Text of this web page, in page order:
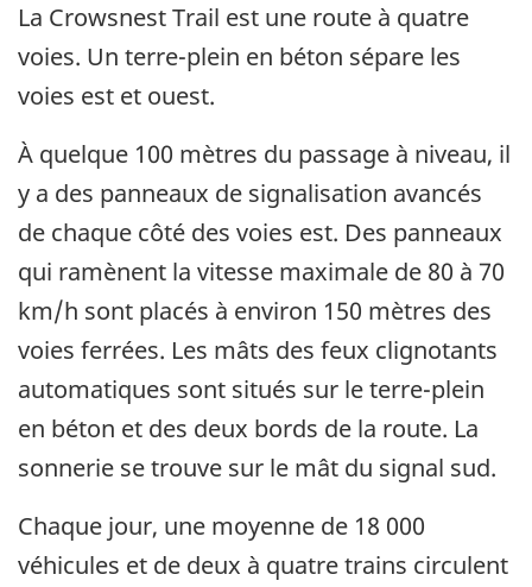
La Crowsnest Trail est une route à quatre
voies. Un terre-plein en béton sépare les
voies est et ouest.
À quelque 100 mètres du passage à niveau, il
y a des panneaux de signalisation avancés
de chaque côté des voies est. Des panneaux
qui ramènent la vitesse maximale de 80 à 70
km/h sont placés à environ 150 mètres des
voies ferrées. Les mâts des feux clignotants
automatiques sont situés sur le terre-plein
en béton et des deux bords de la route. La
sonnerie se trouve sur le mât du signal sud.
Chaque jour, une moyenne de 18 000
véhicules et de deux à quatre trains circulent